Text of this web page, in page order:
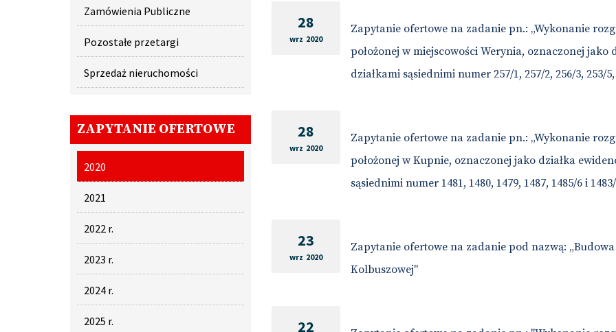
Zamówienia Publiczne
Pozostałe przetargi
Sprzedaż nieruchomości
ZAPYTANIE OFERTOWE
2020
2021
2022 r.
2023 r.
2024 r.
2025 r.
28
wrz 2020
Zapytanie ofertowe na zadanie pn.: „Wykonanie
położonej w miejscowości Werynia, oznaczonej jako
działkami sąsiednimi numer 257/1, 257/2, 256/3, 253/5,
28
wrz 2020
Zapytanie ofertowe na zadanie pn.: „Wykonanie
położonej w Kupnie, oznaczonej jako działka
sąsiednimi numer 1481, 1480, 1479, 1487, 1485/6 i
23
wrz 2020
Zapytanie ofertowe na zadanie pod nazwą:
Kolbuszowej"
22